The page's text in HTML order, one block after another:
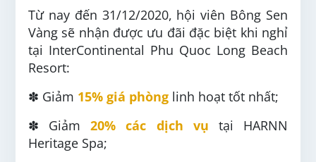
Từ nay đến 31/12/2020, hội viên Bông Sen
Vàng sẽ nhận được ưu đãi đặc biệt khi nghỉ
tại InterContinental Phu Quoc Long Beach
Resort:
✽ Giảm 15% giá phòng linh hoạt tốt nhất;
✽ Giảm20% các dịch vụ tại HARNN
Heritage Spa;